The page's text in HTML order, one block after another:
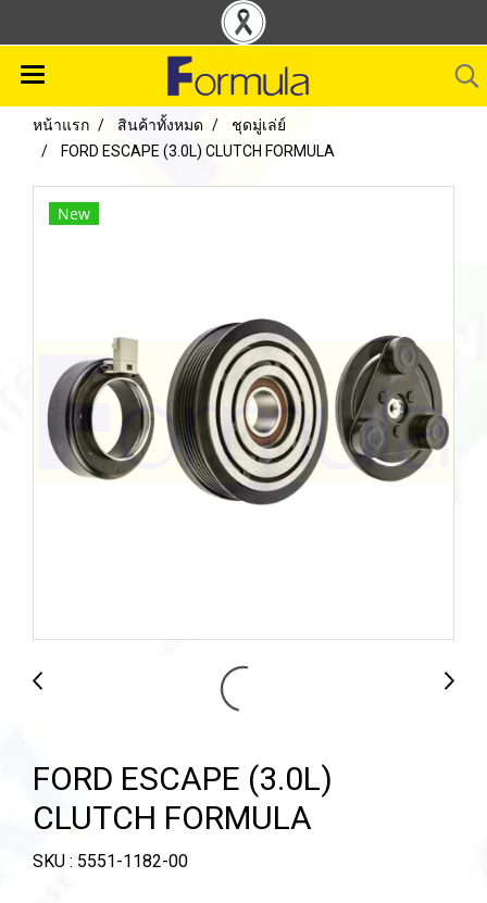
หน้าแรก สินค้าทั้งหมด
ชุดมู่เล่ย์
FORD ESCAPE (3.0L) CLUTCH FORMULA
New
FORD ESCAPE (3.0L)
CLUTCH FORMULA
SKU : 5551-1182-00